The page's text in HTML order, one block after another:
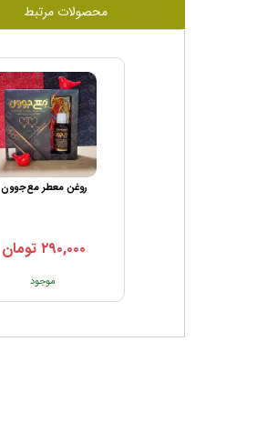
محصولات مرتبط
روغن معطر مع‌جوون
۲۹۰,۰۰۰ تومان
موجود